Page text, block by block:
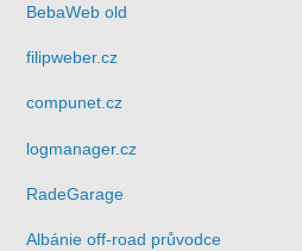
BebaWeb old
filipweber.cz
compunet.cz
logmanager.cz
RadeGarage
Albánie off-road průvodce